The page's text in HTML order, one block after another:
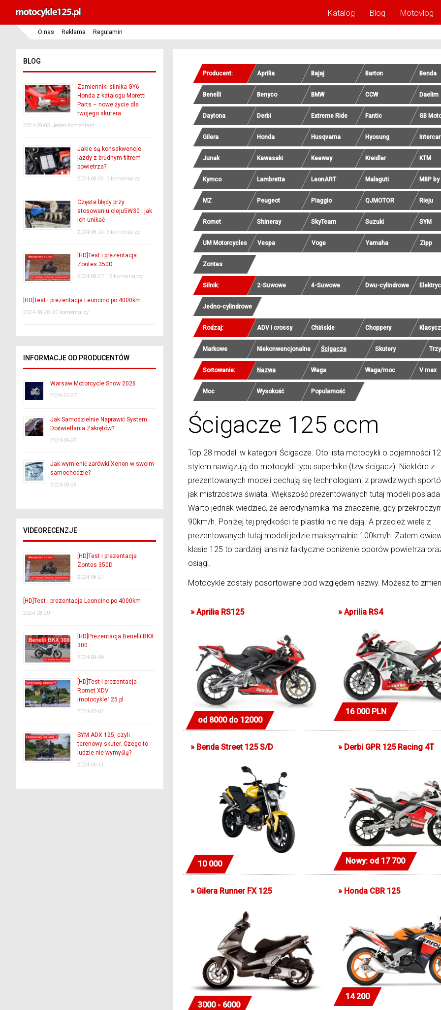
Katalog Blog Motovlog
O nas Reklama Regulamin
Producent: Aprilia Bajaj Barton Benda
Benelli Benyco BMW CCW Daelim
Daytona Derbi Extreme Ride Fantic GB
Gilera Honda Husqvarna Hyosung
Junak Kawasaki Keeway Kreidler KTM
Kymco Lambretta LeonART Malaguti MBP
MZ Peugeot Piaggio QJMOTOR Rieju
Romet Shineray SkyTeam Suzuki SYM
UM Motorcycles Vespa Voge Yamaha Zipp
Zontes
Silnik: 2-Suwowe 4-Suwowe Dwu-cylindrowe
Jedno-cylindrowe
Rodzaj: ADV i crossy Chińskie Choppery
Markowe Niekonwencjonalne Ścigacze Skutery
Sortowanie: Nazwa Waga Waga/moc V max
Moc Wysokość Popularność
Ścigacze 125 ccm
Top 28 modeli w kategorii Ścigacze. Oto lista motocykli o pojemności
stylem nawiązują do motocykli typu superbike (tzw ścigacz). Niektóre z
prezentowanych modeli cechują się technologiami z prawdziwych
jak mistrzostwa świata. Większość prezentowanych tutaj modeli
Warto jednak wiedzieć, że aerodynamika ma znaczenie, gdy
90km/h. Poniżej tej prędkości te plastiki nic nie dają. A przecież wiele z
prezentowanych tutaj modeli jedzie maksymalnie 100km/h. Zatem
klasie 125 to bardziej lans niż faktyczne obniżenie oporów powietrza
osiągi.
Motocykle zostały posortowane pod względem nazwy. Możesz to
» Aprilia RS125
od 8000 do 12000
» Aprilia RS4
16 000 PLN
» Benda Street 125 S/D
10 000
» Derbi GPR 125 Racing 4T
Nowy: od 17 700
» Gilera Runner FX 125
3000 - 6000
» Honda CBR 125
14 200
BLOG
Zamienniki silnika GY6
Honda z katalogu Moretti
Parts – nowe życie dla
twojego skutera
2024-09-03 Jeden komentarz
Jakie są konsekwencje
jazdy z brudnym filtrem
powietrza?
2024-08-29 5 komentarzy
Częste błędy przy
stosowaniu oleju5W30 i jak
ich unikać
2024-08-29 3 komentarzy
[HD]Test i prezentacja
Zontes 350D
2024-08-27 16 komentarzy
[HD]Test i prezentacja Leoncino po 4000km
2024-08-20 20 komentarzy
INFORMACJE OD PRODUCENTÓW
Warsaw Motorcycle Show 2026
2026-03-27
Jak Samodzielnie Naprawić System
Doświetlania Zakrętów?
2024-09-28
Jak wymienić żarówki Xenon w swoim
samochodzie?
2024-09-28
VIDEORECENZJE
[HD]Test i prezentacja
Zontes 350D
2024-08-27
[HD]Test i prezentacja Leoncino po 4000km
2024-08-20
[HD]Prezentacja Benelli BKX
300
2024-08-06
[HD]Test i prezentacja
Romet XDV
|motocykle125.pl
2024-07-02
SYM ADX 125, czyli
terenowy skuter. Czego to
ludzie nie wymyślą?
2024-06-11